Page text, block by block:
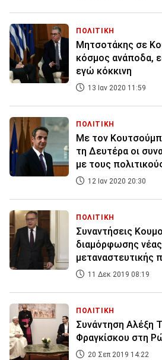
ΠΟΛΙΤΙΚΗ
Μητσοτάκης σε
κόσμος ανάποδα,
εγώ κόκκινη
13 Ιαν 2020 11:59
ΠΟΛΙΤΙΚΗ
Με τον
τη Δευτέρα οι
με τους
12 Ιαν 2020 20:30
ΠΟΛΙΤΙΚΗ
Συναντήσεις
διαμόρφωσης
μεταναστευτικής
11 Δεκ 2019 08:19
ΠΟΛΙΤΙΚΗ
Συνάντηση Αλέξη
Φραγκίσκου στη
20 Σεπ 2019 14:22